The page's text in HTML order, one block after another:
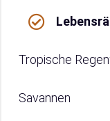
Tropische
Savannen